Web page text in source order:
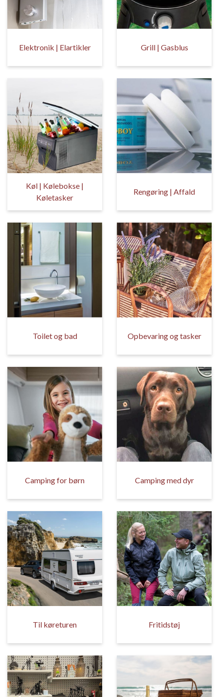
Elektronik | Elartikler Grill | Gasblus
Køl | Kølebokse |
Køletasker
Rengøring | Affald
Toilet og bad Opbevaring og tasker
Camping for børn Camping med dyr
Til køreturen Fritidstøj